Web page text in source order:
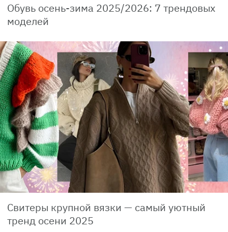
Обувь осень-зима 2025/2026: 7 трендовых
моделей
Свитеры крупной вязки — самый уютный
тренд осени 2025